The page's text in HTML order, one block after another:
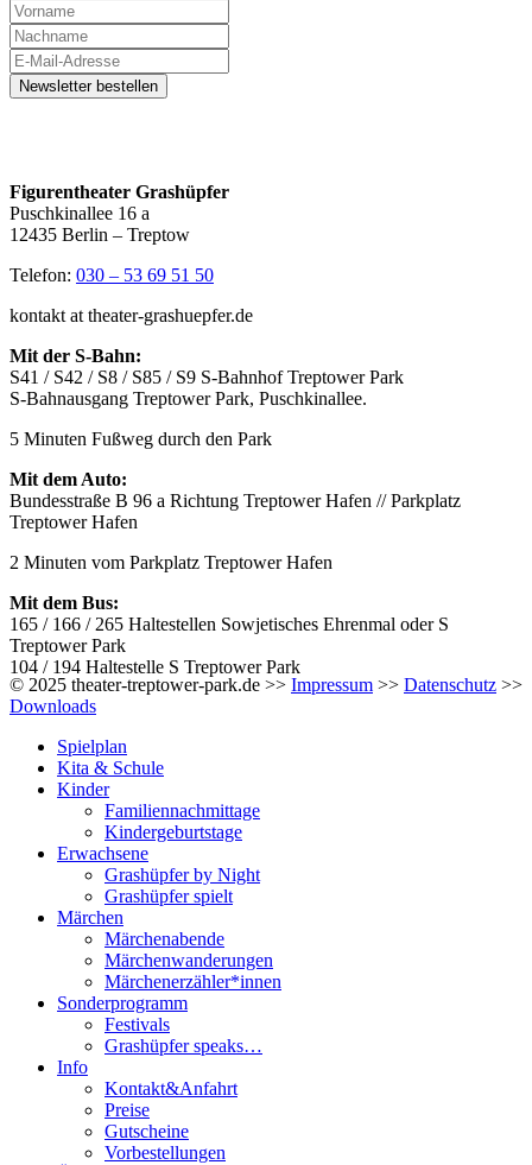
Figurentheater Grashüpfer
Puschkinallee 16 a
12435 Berlin – Treptow
Telefon: 030 – 53 69 51 50
kontakt at theater-grashuepfer.de
Mit der S-Bahn:
S41 / S42 / S8 / S85 / S9 S-Bahnhof Treptower Park
S-Bahnausgang Treptower Park, Puschkinallee.
5 Minuten Fußweg durch den Park
Mit dem Auto:
Bundesstraße B 96 a Richtung Treptower Hafen // Parkplatz
Treptower Hafen
2 Minuten vom Parkplatz Treptower Hafen
Mit dem Bus:
165 / 166 / 265 Haltestellen Sowjetisches Ehrenmal oder S
Treptower Park
104 / 194 Haltestelle S Treptower Park
© 2025 theater-treptower-park.de >> Impressum >> Datenschutz >>
Downloads
Spielplan
Kita & Schule
Kinder
Familiennachmittage
Kindergeburtstage
Erwachsene
Grashüpfer by Night
Grashüpfer spielt
Märchen
Märchenabende
Märchenwanderungen
Märchenerzähler*innen
Sonderprogramm
Festivals
Grashüpfer speaks…
Info
Kontakt&Anfahrt
Preise
Gutscheine
Vorbestellungen